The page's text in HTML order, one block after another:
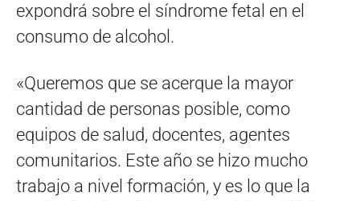
expondrá sobre el síndrome fetal en el
consumo de alcohol.
«Queremos que se acerque la mayor
cantidad de personas posible, como
equipos de salud, docentes, agentes
comunitarios. Este año se hizo mucho
trabajo a nivel formación, y es lo que la